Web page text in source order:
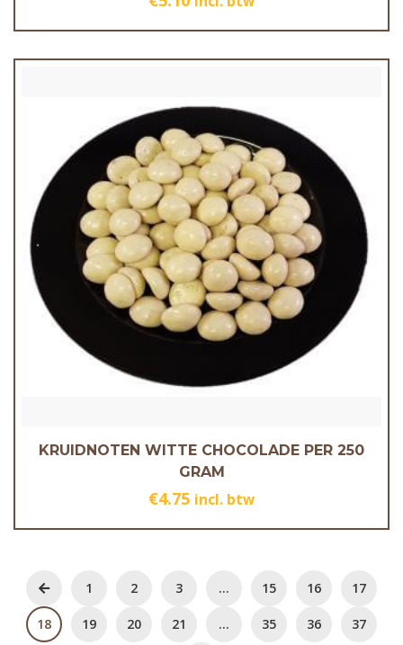
KRUIDNOTEN WITTE CHOCOLADE PER 250
GRAM
€4.75 incl. btw
1 2 3 … 15 16 17
18 19 20 21 … 35 36 37